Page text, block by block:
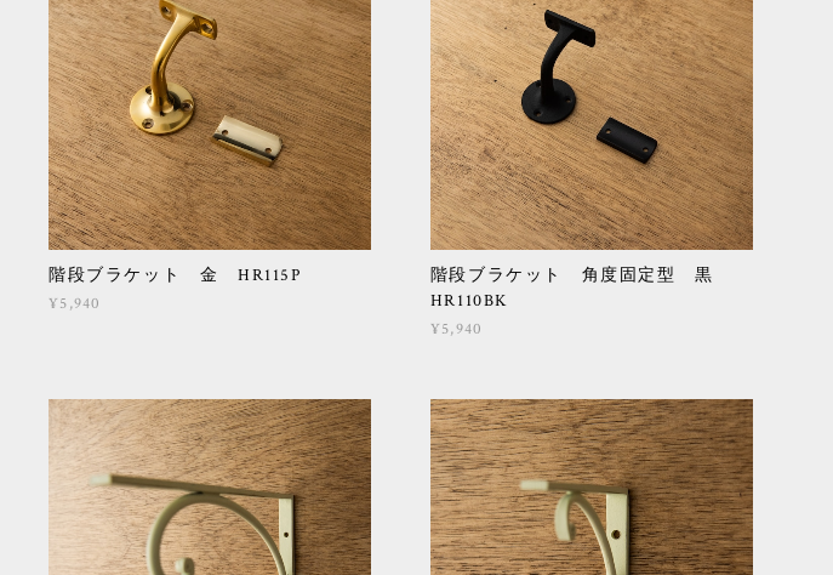
階段ブラケット 金 HR115P
¥5,940
階段ブラケット 角度固定型 黒
HR110BK
¥5,940